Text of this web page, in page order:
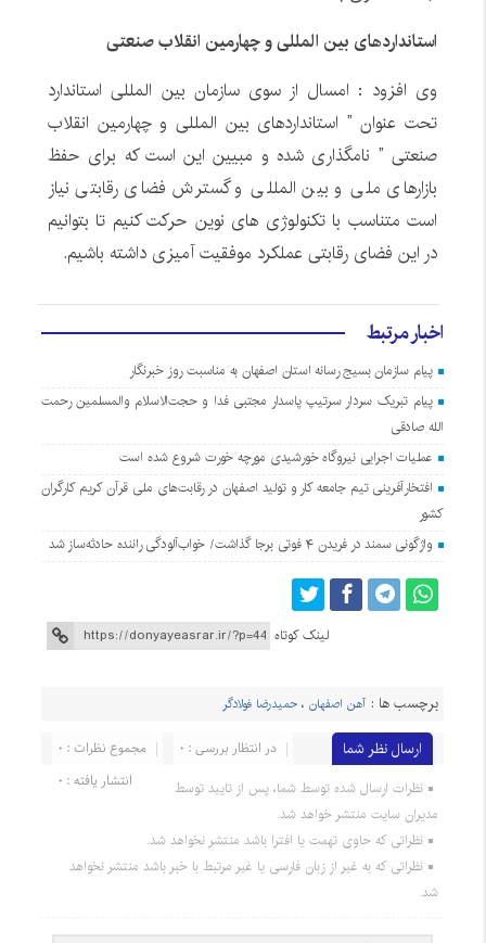
استانداردهای بین المللی و چهارمین انقلاب صنعتی
وی افزود : امسال از سوی سازمان بین المللی استاندارد
تحت عنوان ” استانداردهای بین المللی و چهارمین انقلاب
صنعتی ” نامگذاری شده و مبیین این است که برای حفظ
بازارهای ملی و بین المللی و گسترش فضای رقابتی نیاز
است متناسب با تکنولوژی های نوین حرکت کنیم تا بتوانیم
در این فضای رقابتی عملکرد موفقیت آمیزی داشته باشیم.
اخبار مرتبط
پیام سازمان بسیج رسانه استان اصفهان به مناسبت روز خبرنگار
پیام تبریک سردار سرتیپ پاسدار مجتبی فدا و حجت‌الاسلام والمسلمین رحمت
الله صادقی
عملیات اجرایی نیروگاه خورشیدی مورچه خورت شروع شده است
افتخارآفرینی تیم جامعه کار و تولید اصفهان در رقابت‌های ملی قرآن کریم کارگران
کشور
واژگونی سمند در فریدن ۴ فوتی برجا گذاشت/ خواب‌آلودگی راننده حادثه‌ساز شد
لینک کوتاه
برچسب ها : آهن اصفهان ،حمیدرضا فولادگر
ارسال نظر شما مجموع نظرات : 0
در انتظار بررسی : 0
انتشار یافته : 0
نظرات ارسال شده توسط شما، پس از تایید توسط
مدیران سایت منتشر خواهد شد.
نظراتی که حاوی تهمت یا افترا باشد منتشر نخواهد شد.
نظراتی که به غیر از زبان فارسی یا غیر مرتبط با خبر باشد منتشر نخواهد
شد.